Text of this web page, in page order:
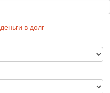
деньги в долг